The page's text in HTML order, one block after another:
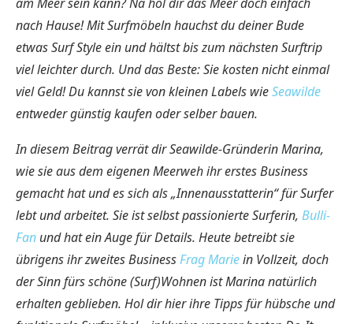
nach Hause! Mit Surfmöbeln hauchst du deiner Bude
etwas Surf Style ein und hältst bis zum nächsten Surftrip
viel leichter durch. Und das Beste: Sie kosten nicht einmal
viel Geld! Du kannst sie von kleinen Labels wieSeawilde
entweder günstig kaufen oder selber bauen.
In diesem Beitrag verrät dir Seawilde-Gründerin Marina,
wie sie aus dem eigenen Meerweh ihr erstes Business
gemacht hat und es sich als „Innenausstatterin“ für Surfer
lebt und arbeitet. Sie ist selbst passionierte Surferin, Bulli-
Fan und hat ein Auge für Details. Heute betreibt sie
übrigens ihr zweites BusinessFrag Mariein Vollzeit, doch
der Sinn fürs schöne (Surf)Wohnen ist Marina natürlich
erhalten geblieben. Hol dir hier ihre Tipps für hübsche und